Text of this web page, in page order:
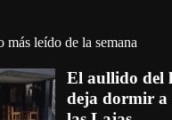
más leído de la semana